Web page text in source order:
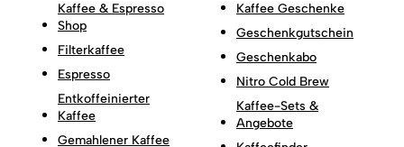
Kaffee & Espresso
Shop
Filterkaffee
Espresso
Entkoffeinierter
Kaffee
Gemahlener Kaffee
Kaffee Geschenke
Geschenkgutschein
Geschenkabo
Nitro Cold Brew
Kaffee-Sets &
Angebote